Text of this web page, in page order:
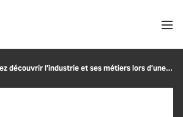
Venez découvrir l’industrie et ses métiers lors d’une rencontre avec des professionnels